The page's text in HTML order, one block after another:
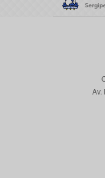
Av.